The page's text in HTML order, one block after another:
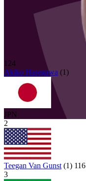
124
Akiko Hasegawa (1)
JPN
2
Teegan Van Gunst (1) 116
3